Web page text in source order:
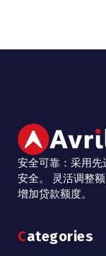
安全可靠：采用
安全。 灵活调整
增加贷款额度。
Categories